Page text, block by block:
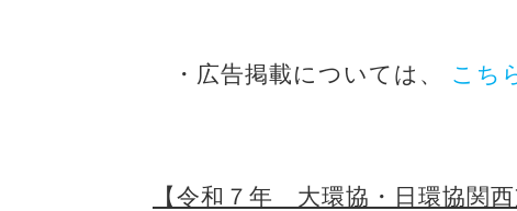
・広告掲載については、 こち
【令和７年 大環協・日環協関